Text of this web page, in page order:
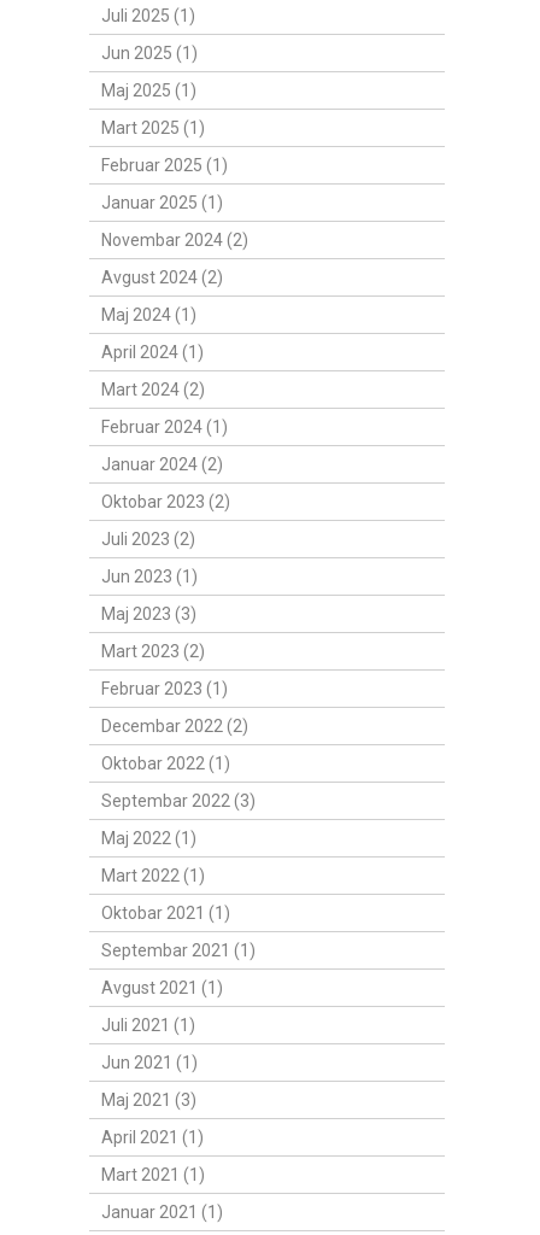
Juli 2025 (1)
Jun 2025 (1)
Maj 2025 (1)
Mart 2025 (1)
Februar 2025 (1)
Januar 2025 (1)
Novembar 2024 (2)
Avgust 2024 (2)
Maj 2024 (1)
April 2024 (1)
Mart 2024 (2)
Februar 2024 (1)
Januar 2024 (2)
Oktobar 2023 (2)
Juli 2023 (2)
Jun 2023 (1)
Maj 2023 (3)
Mart 2023 (2)
Februar 2023 (1)
Decembar 2022 (2)
Oktobar 2022 (1)
Septembar 2022 (3)
Maj 2022 (1)
Mart 2022 (1)
Oktobar 2021 (1)
Septembar 2021 (1)
Avgust 2021 (1)
Juli 2021 (1)
Jun 2021 (1)
Maj 2021 (3)
April 2021 (1)
Mart 2021 (1)
Januar 2021 (1)